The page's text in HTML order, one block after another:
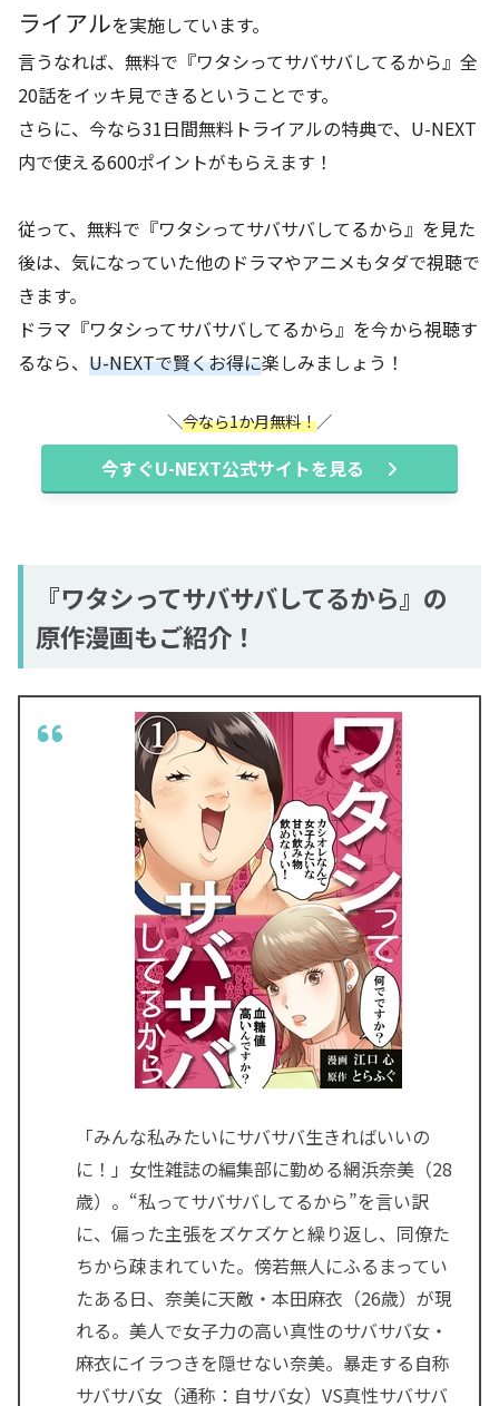
ライアルを実施しています。
言うなれば、無料で『ワタシってサバサバしてるから』全
20話をイッキ見できるということです。
さらに、今なら31日間無料トライアルの特典で、U-NEXT
内で使える600ポイントがもらえます！
従って、無料で『ワタシってサバサバしてるから』を見た
後は、気になっていた他のドラマやアニメもタダで視聴で
きます。
ドラマ『ワタシってサバサバしてるから』を今から視聴す
るなら、 U-NEXTで賢くお得に楽しみましょう！
今なら1か月無料！
今すぐU-NEXT公式サイトを見る
『ワタシってサバサバしてるから』の
原作漫画もご紹介！
「みんな私みたいにサバサバ生きればいいの
に！」女性雑誌の編集部に勤める網浜奈美（28
歳）。“私ってサバサバしてるから”を言い訳
に、偏った主張をズケズケと繰り返し、同僚た
ちから疎まれていた。傍若無人にふるまってい
たある日、奈美に天敵・本田麻衣（26歳）が現
れる。美人で女子力の高い真性のサバサバ女・
麻衣にイラつきを隠せない奈美。暴走する自称
サバサバ女（通称：自サバ女）VS真性サバサバ